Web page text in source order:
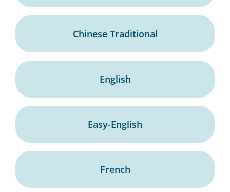
Chinese Traditional
English
Easy-English
French